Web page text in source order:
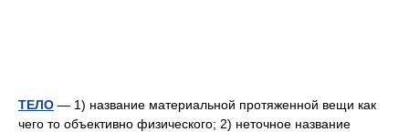
ТЕЛО — 1) название материальной протяженной вещи как
чего то объективно физического; 2) неточное название